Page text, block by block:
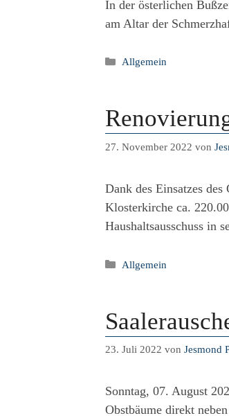
In der österlichen
am Altar der
Kategorien
Allgemein
27. November 2022 von
Dank des Einsatzes
Klosterkirche ca.
Haushaltsausschuss in
Kategorien
Allgemein
23. Juli 2022 von Jesmond
Sonntag, 07. August
Obstbäume direkt